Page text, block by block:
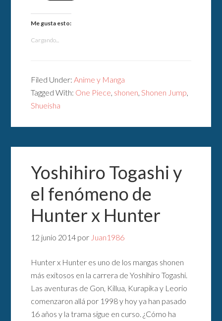
Me gusta esto:
Cargando...
Filed Under:Anime y Manga
Tagged With: One Piece, shonen,Shonen Jump,
Shueisha
Yoshihiro Togashi y
el fenómeno de
Hunter x Hunter
12 junio 2014 por Juan1986
Hunter x Hunter es uno de los mangas shonen
más exitosos en la carrera de Yoshihiro Togashi.
Las aventuras de Gon, Killua, Kurapika y Leorio
comenzaron allá por 1998 y hoy ya han pasado
16 años y la trama sigue en curso. ¿Cómo ha